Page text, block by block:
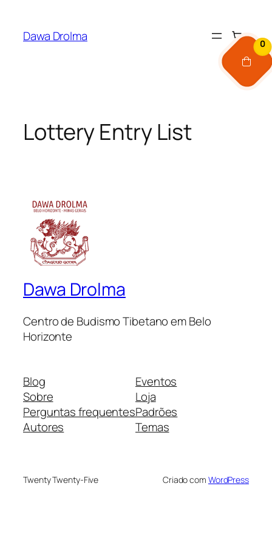
0
Dawa Drolma
Lottery Entry List
Dawa Drolma
Centro de Budismo Tibetano em Belo
Horizonte
Blog
Sobre
Perguntas frequentes
Autores
Eventos
Loja
Padrões
Temas
Twenty Twenty-Five Criado com WordPress